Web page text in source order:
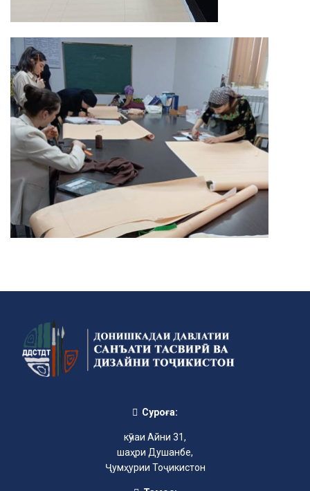
Суроға:
кӯчаи Айни 31,
шаҳри Душанбе,
Ҷумҳурии Тоҷикистон